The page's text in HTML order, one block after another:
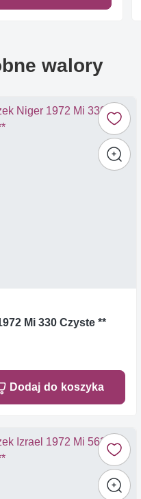
walory
Mi 330 Czyste **
Dodaj do koszyka